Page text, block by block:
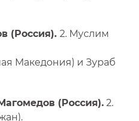
(Россия). 2. Муслим
Македония) и Зураб
(Россия). 2.